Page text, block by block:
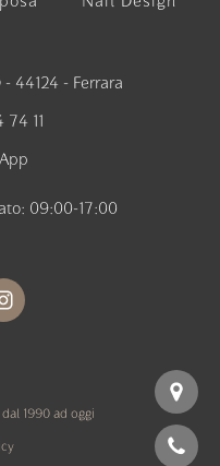
44124 - Ferrara
11
09:00-17:00
1990 ad oggi